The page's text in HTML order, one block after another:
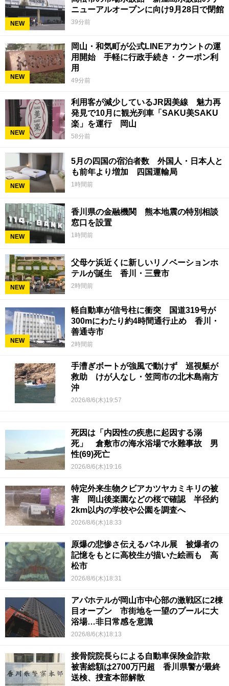
NEW
ニューアルオープンに向け9月28日で閉館
39分前
NEW
岡山・和気町が公式LINEアカウントの運
用開始 手軽に行政手続き・クーポン利
用
49分前
NEW
利用客が減少しているJR因美線 魅力再
発見で10月に観光列車「SAKU美SAKU
楽」を運行 岡山
58分前
NEW
5月の四国の宿泊者数 外国人・日本人と
も前年より増加 四国運輸局
1時間前
NEW
香川県の金融機関 熊本地震の特別相談
窓口を設置
1時間前
NEW
父母ケ浜近くに新しいリノベーションホ
テルが誕生 香川・三豊市
2時間前
NEW
軽自動車が信号柱に衝突 国道319号が
300mにわたり約4時間通行止め 香川・
善通寺市
2時間前
手漕ぎボートが強風で動けず 巡視艇が
救助 けが人なし・笠岡市の北木島南方
沖
2026/8/6(木)19:57
死因は「内因性の疾患に起因する溺
死」 倉敷市の海水浴場で水難事故 男
性(69)死亡
2026/8/6(木)19:16
特定外来生物クビアカツヤカミキリの被
害 岡山後楽園などの桜で確認 半径約
2km以内の学校や公園を調査へ
2026/8/6(木)18:33
原爆の悲惨さ伝えるパネル展 被爆者の
記憶をもとに高校生が描いた絵画も 高
松市
2026/8/6(木)18:31
アパホテルが岡山市中心部の激戦区に2棟
目オープン 市街地を一望のプールに大
浴場…非日常感を意識
2026/8/6(木)18:13
接骨院院長らによる自動車保険金詐欺
被害総額は2700万円超 香川県警が最終
送検、捜査本部解散